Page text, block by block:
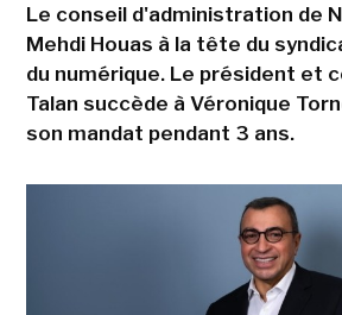
Le conseil d'administration de
Mehdi Houas à la tête du
du numérique. Le président et
Talan succède à Véronique
son mandat pendant 3 ans.